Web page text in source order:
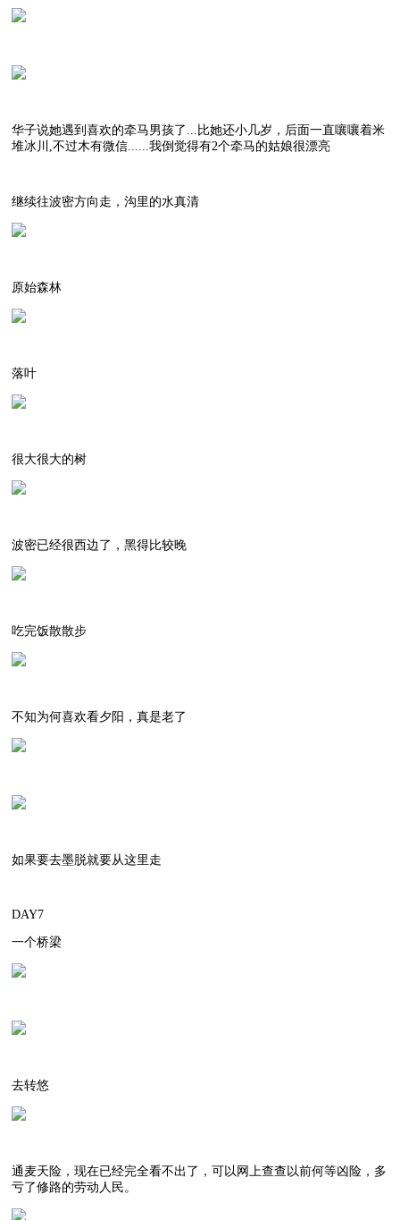
华子说她遇到喜欢的牵马男孩了...比她还小几岁，后面一直嚷嚷着米
堆冰川,不过木有微信......我倒觉得有2个牵马的姑娘很漂亮
继续往波密方向走，沟里的水真清
原始森林
落叶
很大很大的树
波密已经很西边了，黑得比较晚
吃完饭散散步
不知为何喜欢看夕阳，真是老了
如果要去墨脱就要从这里走
DAY7
一个桥梁
去转悠
通麦天险，现在已经完全看不出了，可以网上查查以前何等凶险，多
亏了修路的劳动人民。